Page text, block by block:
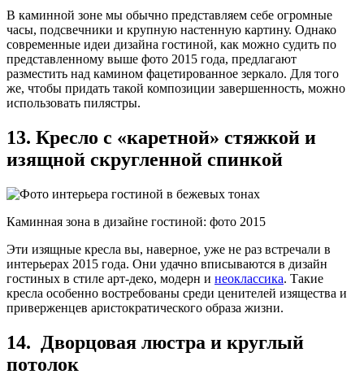
В каминной зоне мы обычно представляем себе огромные
часы, подсвечники и крупную настенную картину. Однако
современные идеи дизайна гостиной, как можно судить по
представленному выше фото 2015 года, предлагают
разместить над камином фацетированное зеркало. Для того
же, чтобы придать такой композиции завершенность, можно
использовать пилястры.
13. Кресло с «каретной» стяжкой и
изящной скругленной спинкой
Каминная зона в дизайне гостиной: фото 2015
Эти изящные кресла вы, наверное, уже не раз встречали в
интерьерах 2015 года. Они удачно вписываются в дизайн
гостиных в стиле арт-деко, модерн и неоклассика. Такие
кресла особенно востребованы среди ценителей изящества и
приверженцев аристократического образа жизни.
14. Дворцовая люстра и круглый
потолок